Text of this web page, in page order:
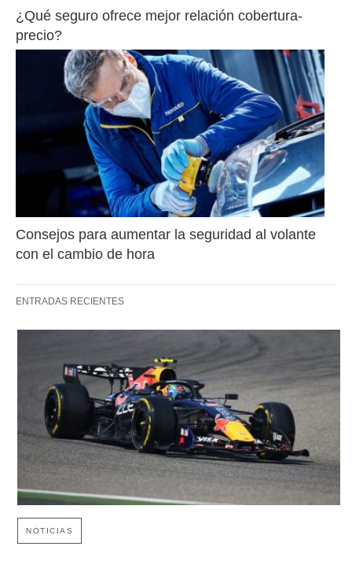
¿Qué seguro ofrece mejor relación cobertura-
precio?
Consejos para aumentar la seguridad al volante
con el cambio de hora
ENTRADAS RECIENTES
NOTICIAS